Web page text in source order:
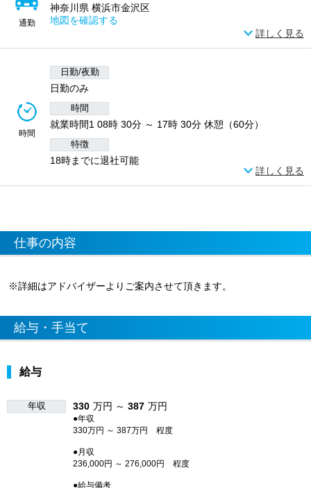
通勤
神奈川県 横浜市金沢区
地図を確認する
詳しく見る
時間
日勤/夜勤
日勤のみ
時間
就業時間1 08時 30分 ～ 17時 30分 休憩（60分）
特徴
18時までに退社可能
詳しく見る
仕事の内容
※詳細はアドバイザーよりご案内させて頂きます。
給与・手当て
給与
年収 330 万円 ～ 387 万円
●年収
330万円 ～ 387万円 程度
●月収
236,000円 ～ 276,000円 程度
●給与備考